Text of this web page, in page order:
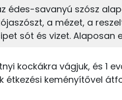
22%
Szénhidrát
4%
TOP
C vitamin:
édes-savanyú szósz
a mézet, a
sót és vizet. Alaposan
kockákra vágjuk, és 1
étkezési keményítővel